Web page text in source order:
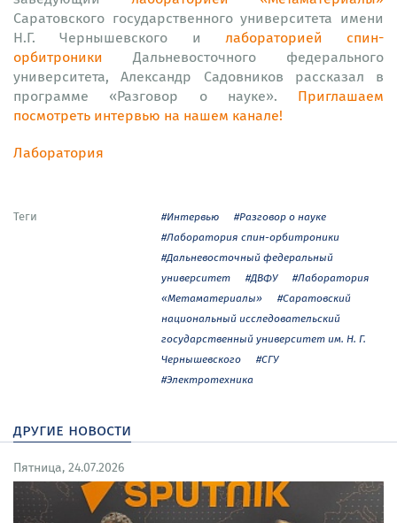
Саратовского государственного университета имени
Н.Г. Чернышевского и лабораторией спин-
орбитроники Дальневосточного федерального
университета, Александр Садовников рассказал в
программе «Разговор о науке». Приглашаем
посмотреть интервью на нашем канале!
Лаборатория
Теги #Интервью
#Разговор о науке
#Лаборатория спин-орбитроники
#Дальневосточный федеральный
университет
#ДВФУ
#Лаборатория
«Метаматериалы»
#Саратовский
национальный исследовательский
государственный университет им. Н. Г.
Чернышевского
#СГУ
#Электротехника
другие новости
Пятница, 24.07.2026